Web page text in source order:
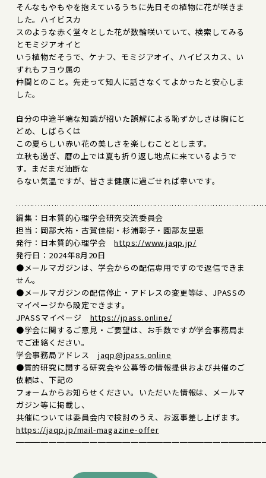
そんなもやもやを抱えているうちに先日その植物に花が咲きま
した。ハイビスカ
スのような赤く堂々とした花が数輪咲いていて、検索してみる
とモミジアオイと
いう植物だそうで、ケナフ、モミジアオイ、ハイビスカス、い
ずれもフヨウ属の
仲間とのこと。先走って知人に話さなくてよかったと安心しま
した。
自分の中途半端な知識が招いた誤解による恥ずかしさは胸にと
どめ、しばらくは
この夏らしい赤い花の美しさを楽しむこととします。
立秋も過ぎ、暦の上では夏も折り返し地点に来ているようで
す。まだまだ油断な
らない気温ですが、皆さま健康に過ごせれば幸いです。
編集：日本質的心理学会研究交流委員会
担当：岡部大祐・古賀佳樹・杉浦彰子・園部友里恵
発行：日本質的心理学会https://www.jaqp.jp/
発行日：2024年8月20日
●メールマガジンは、学会からの配信専用ですので返信できま
せん。
●メールマガジンの配信停止・アドレスの変更等は、JPASSの
マイページから設定できます。
JPASSマイページ https://jpass.online/
●学会に関するご意見・ご要望は、お手数ですが学会事務局ま
でご連絡ください。
学会事務局アドレス jaqp@jpass.online
●質的研究に関する研究会や公募等の情報提供および共催のご
依頼は、下記の
フォームからお知らせください。いただいた情報は、メールマ
ガジン等に掲載し、
共催については委員会内で検討のうえ、お返事差し上げます。
https://jaqp.jp/mail-magazine-offer